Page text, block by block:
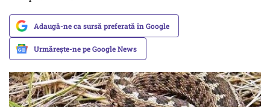
Adaugă-ne ca sursă preferată în Google
Urmărește-ne pe Google News